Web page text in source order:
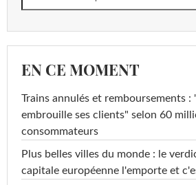
EN CE MOMENT
Trains annulés et remboursements :
embrouille ses clients" selon 60
consommateurs
Plus belles villes du monde : le
capitale européenne l'emporte et